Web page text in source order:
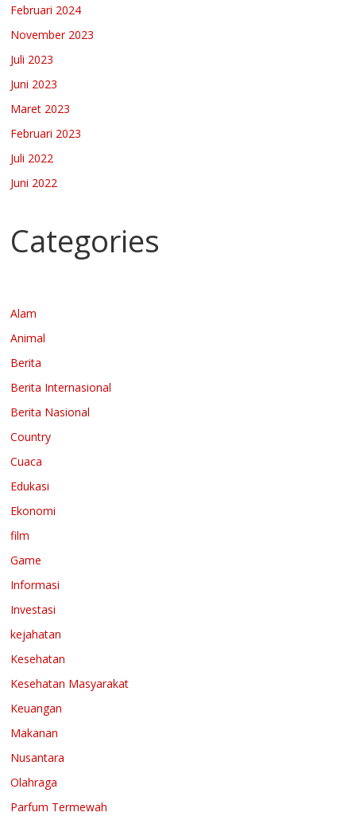
Februari 2024
November 2023
Juli 2023
Juni 2023
Maret 2023
Februari 2023
Juli 2022
Juni 2022
Categories
Alam
Animal
Berita
Berita Internasional
Berita Nasional
Country
Cuaca
Edukasi
Ekonomi
film
Game
Informasi
Investasi
kejahatan
Kesehatan
Kesehatan Masyarakat
Keuangan
Makanan
Nusantara
Olahraga
Parfum Termewah